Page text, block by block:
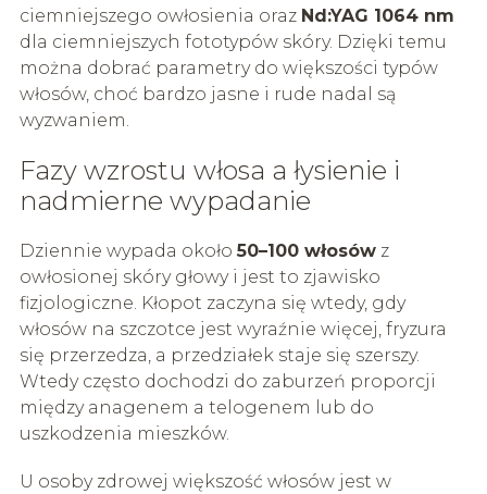
ciemniejszego owłosienia oraz Nd:YAG 1064 nm
dla ciemniejszych fototypów skóry. Dzięki temu
można dobrać parametry do większości typów
włosów, choć bardzo jasne i rude nadal są
wyzwaniem.
Fazy wzrostu włosa a łysienie i
nadmierne wypadanie
Dziennie wypada około50–100 włosówz
owłosionej skóry głowy i jest to zjawisko
fizjologiczne. Kłopot zaczyna się wtedy, gdy
włosów na szczotce jest wyraźnie więcej, fryzura
się przerzedza, a przedziałek staje się szerszy.
Wtedy często dochodzi do zaburzeń proporcji
między anagenem a telogenem lub do
uszkodzenia mieszków.
U osoby zdrowej większość włosów jest w